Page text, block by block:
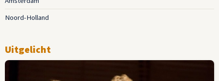
Noord-Holland
Uitgelicht